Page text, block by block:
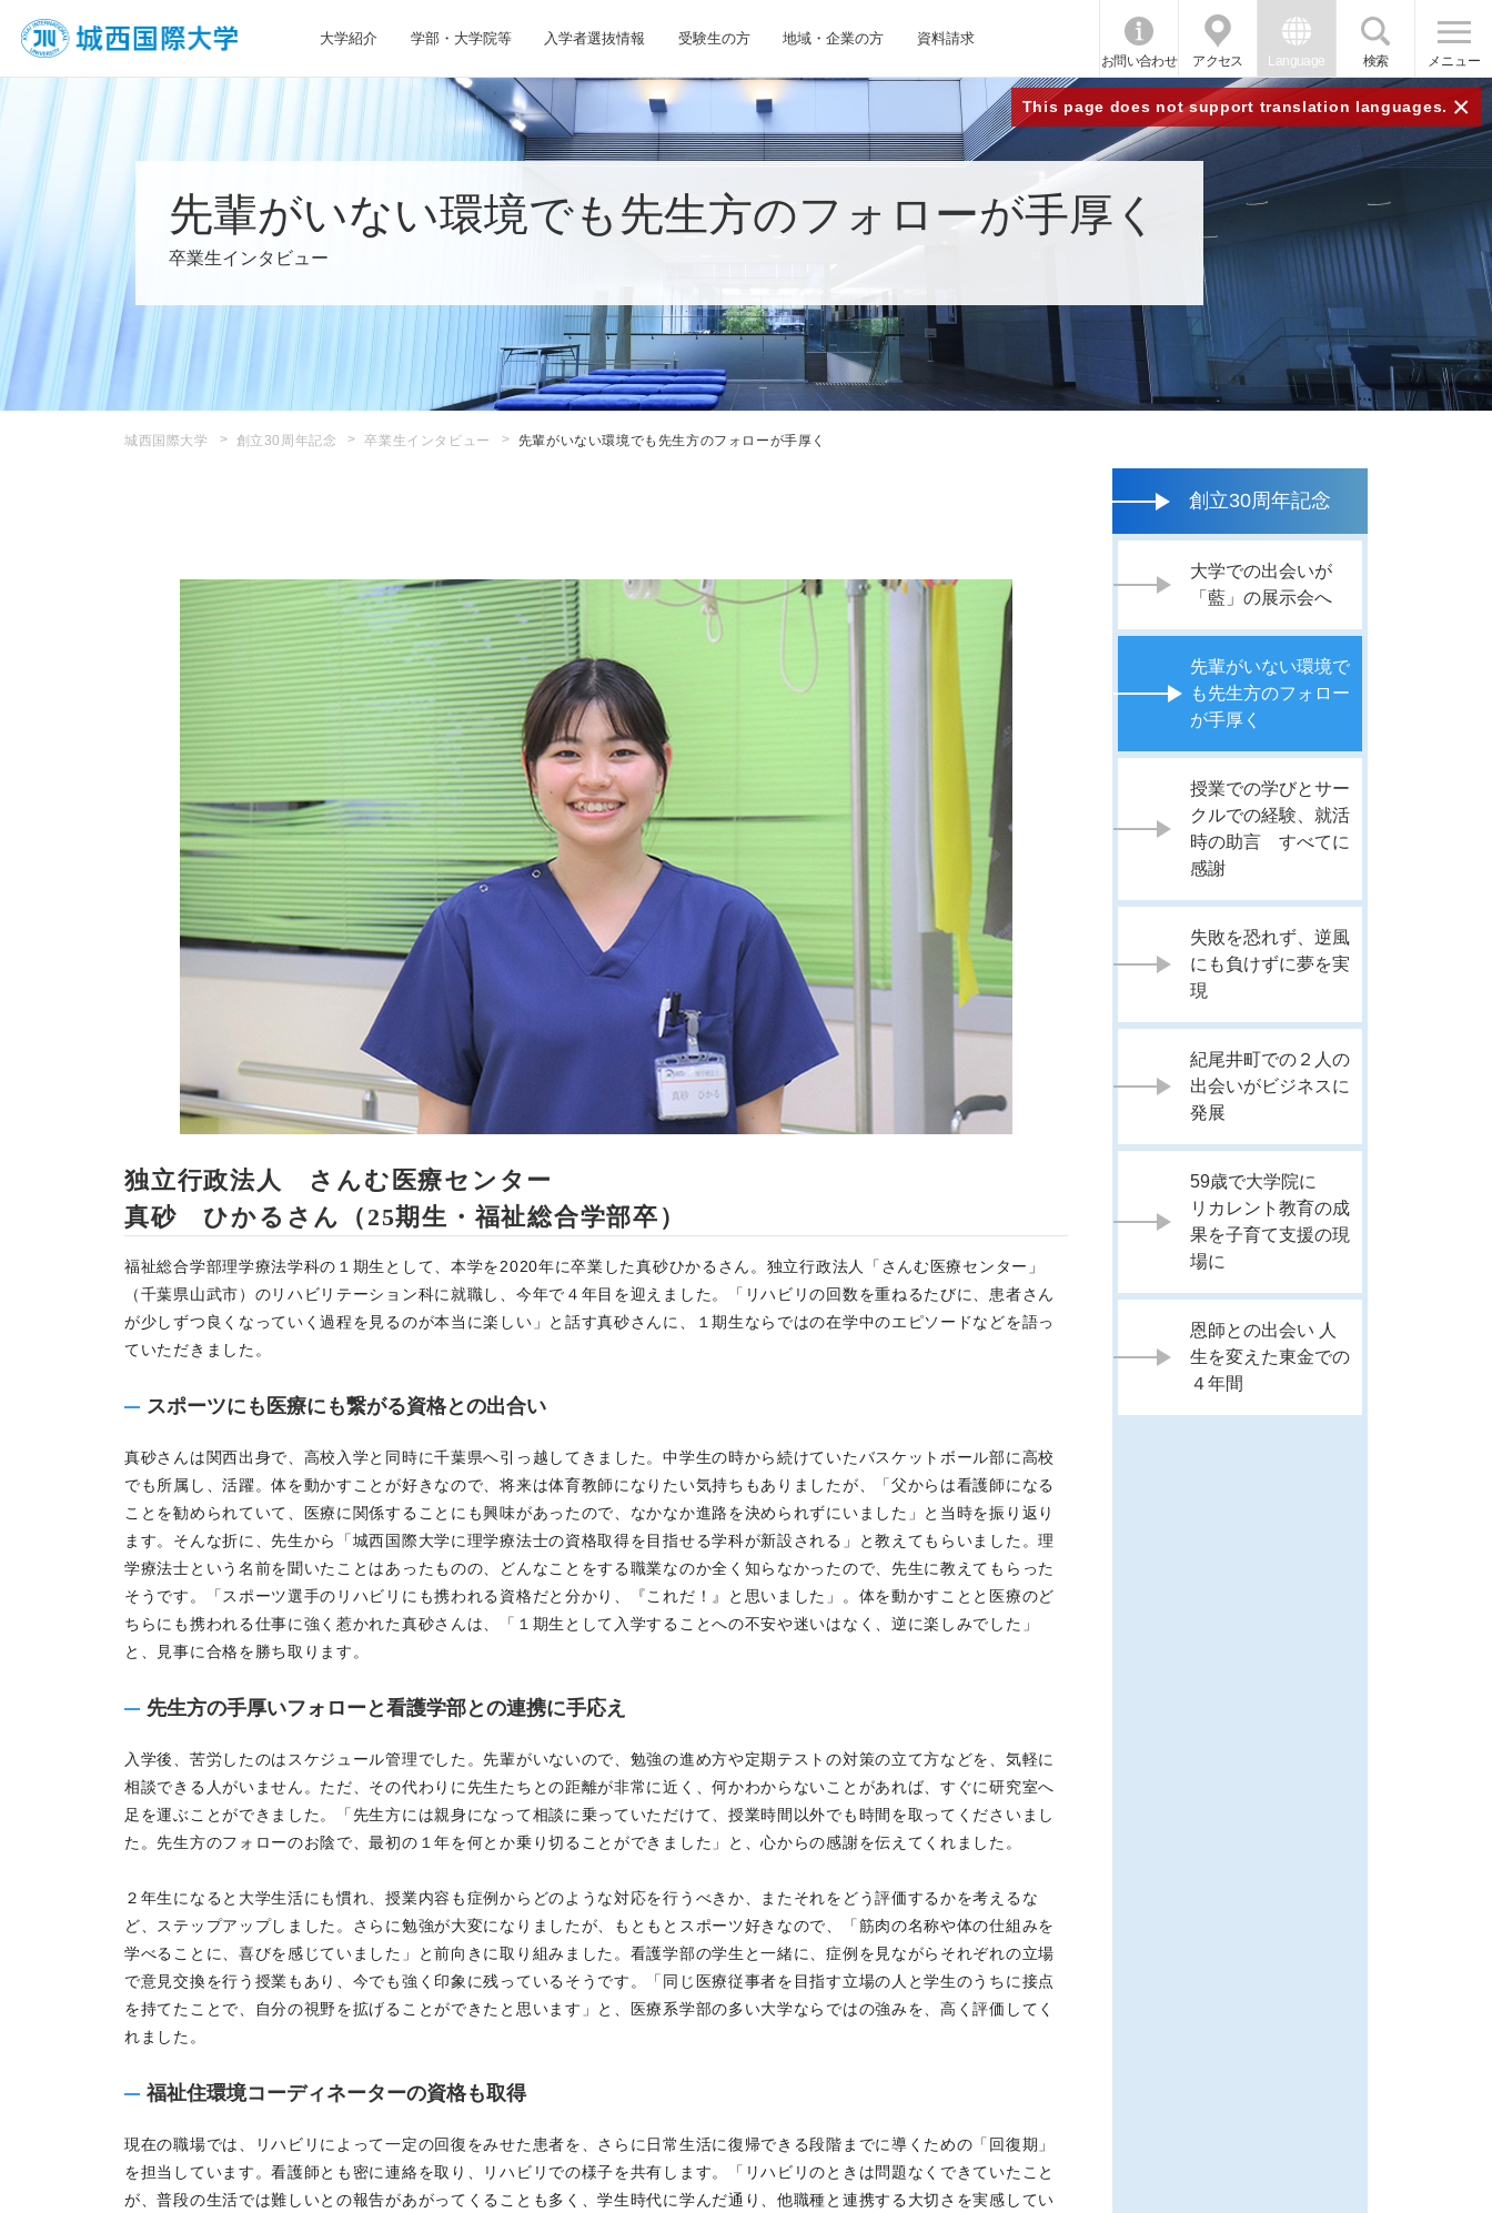
大学紹介 学部・大学院等 入学者選抜情報 受験生の方 地域・企業の方 資料請求
お問い合わせ アクセス Language 検索 メニュー
This page does not support translation languages. ×
先輩がいない環境でも先生方のフォローが手厚く
卒業生インタビュー
城西国際大学 創立30周年記念 卒業生インタビュー 先輩がいない環境でも先生方のフォローが手厚く
独立行政法人 さんむ医療センター
真砂 ひかるさん（25期生・福祉総合学部卒）
福祉総合学部理学療法学科の１期生として、本学を2020年に卒業した真砂ひかるさん。独立行政法人「さんむ医療センター」
（千葉県山武市）のリハビリテーション科に就職し、今年で４年目を迎えました。「リハビリの回数を重ねるたびに、患者さん
が少しずつ良くなっていく過程を見るのが本当に楽しい」と話す真砂さんに、１期生ならではの在学中のエピソードなどを語っ
ていただきました。
スポーツにも医療にも繋がる資格との出合い
真砂さんは関西出身で、高校入学と同時に千葉県へ引っ越してきました。中学生の時から続けていたバスケットボール部に高校
でも所属し、活躍。体を動かすことが好きなので、将来は体育教師になりたい気持ちもありましたが、「父からは看護師になる
ことを勧められていて、医療に関係することにも興味があったので、なかなか進路を決められずにいました」と当時を振り返り
ます。そんな折に、先生から「城西国際大学に理学療法士の資格取得を目指せる学科が新設される」と教えてもらいました。理
学療法士という名前を聞いたことはあったものの、どんなことをする職業なのか全く知らなかったので、先生に教えてもらった
そうです。「スポーツ選手のリハビリにも携われる資格だと分かり、『これだ！』と思いました」。体を動かすことと医療のど
ちらにも携われる仕事に強く惹かれた真砂さんは、「１期生として入学することへの不安や迷いはなく、逆に楽しみでした」
と、見事に合格を勝ち取ります。
先生方の手厚いフォローと看護学部との連携に手応え
入学後、苦労したのはスケジュール管理でした。先輩がいないので、勉強の進め方や定期テストの対策の立て方などを、気軽に
相談できる人がいません。ただ、その代わりに先生たちとの距離が非常に近く、何かわからないことがあれば、すぐに研究室へ
足を運ぶことができました。「先生方には親身になって相談に乗っていただけて、授業時間以外でも時間を取ってくださいまし
た。先生方のフォローのお陰で、最初の１年を何とか乗り切ることができました」と、心からの感謝を伝えてくれました。
２年生になると大学生活にも慣れ、授業内容も症例からどのような対応を行うべきか、またそれをどう評価するかを考えるな
ど、ステップアップしました。さらに勉強が大変になりましたが、もともとスポーツ好きなので、「筋肉の名称や体の仕組みを
学べることに、喜びを感じていました」と前向きに取り組みました。看護学部の学生と一緒に、症例を見ながらそれぞれの立場
で意見交換を行う授業もあり、今でも強く印象に残っているそうです。「同じ医療従事者を目指す立場の人と学生のうちに接点
を持てたことで、自分の視野を拡げることができたと思います」と、医療系学部の多い大学ならではの強みを、高く評価してく
れました。
福祉住環境コーディネーターの資格も取得
現在の職場では、リハビリによって一定の回復をみせた患者を、さらに日常生活に復帰できる段階までに導くための「回復期」
を担当しています。看護師とも密に連絡を取り、リハビリでの様子を共有します。「リハビリのときは問題なくできていたこと
が、普段の生活では難しいとの報告があがってくることも多く、学生時代に学んだ通り、他職種と連携する大切さを実感してい
創立30周年記念
大学での出会いが
「藍」の展示会へ
先輩がいない環境で
も先生方のフォロー
が手厚く
授業での学びとサー
クルでの経験、就活
時の助言 すべてに
感謝
失敗を恐れず、逆風
にも負けずに夢を実
現
紀尾井町での２人の
出会いがビジネスに
発展
59歳で大学院に
リカレント教育の成
果を子育て支援の現
場に
恩師との出会い 人
生を変えた東金での
４年間